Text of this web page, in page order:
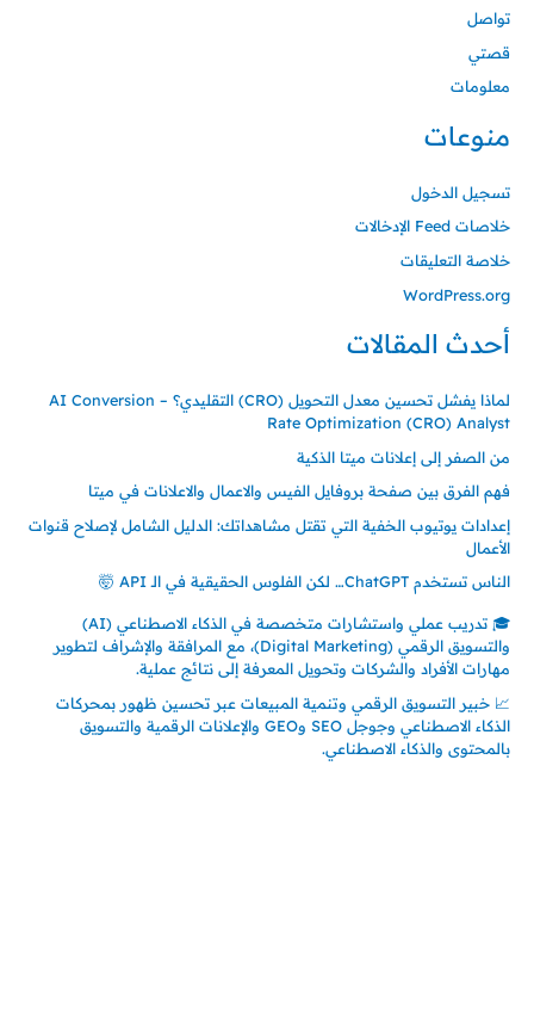
تواصل
قصتي
معلومات
منوعات
تسجيل الدخول
خلاصات Feed الإدخالات
خلاصة التعليقات
WordPress.org
أحدث المقالات
لماذا يفشل تحسين معدل التحويل (CRO) التقليدي؟ – AI Conversion
Rate Optimization (CRO) Analyst
من الصفر إلى إعلانات ميتا الذكية
فهم الفرق بين صفحة بروفايل الفيس والاعمال والاعلانات في ميتا
إعدادات يوتيوب الخفية التي تقتل مشاهداتك: الدليل الشامل لإصلاح قنوات
الأعمال
الناس تستخدم ChatGPT… لكن الفلوس الحقيقية في الـ API 🤯
🎓 تدريب عملي واستشارات متخصصة في الذكاء الاصطناعي (AI)
والتسويق الرقمي (Digital Marketing)، مع المرافقة والإشراف لتطوير
مهارات الأفراد والشركات وتحويل المعرفة إلى نتائج عملية.
📈 خبير التسويق الرقمي وتنمية المبيعات عبر تحسين ظهور بمحركات
الذكاء الاصطناعي وجوجل SEO وGEO والإعلانات الرقمية والتسويق
بالمحتوى والذكاء الاصطناعي.